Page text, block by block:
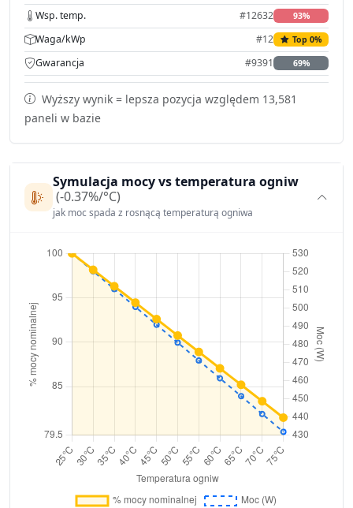
Wsp. temp. #12632 93%
Waga/kWp #12 Top 0%
Gwarancja #9391 69%
Wyższy wynik = lepsza pozycja względem 13,581
paneli w bazie
Symulacja mocy vs temperatura ogniw
(-0.37%/°C)
jak moc spada z rosnącą temperaturą ogniwa